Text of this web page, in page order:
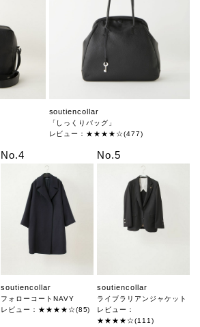
soutiencollar
「しっくりバッグ」
レビュー：★★★★☆(477)
No.4
soutiencollar
フォローコートNAVY
レビュー：★★★★☆(85)
No.5
soutiencollar
ライブラリアンジャケット
レビュー：
★★★★☆(111)